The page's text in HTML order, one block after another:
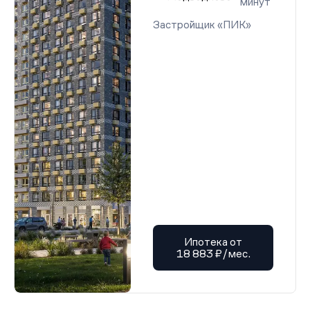
Застройщик «ПИК»
Ипотека от
18 883 ₽/мес.